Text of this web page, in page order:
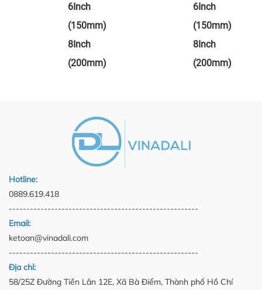
6Inch
(150mm)
8Inch
(200mm)
6Inch
(150mm)
8Inch
(200mm)
Hotline:
0889.619.418
------------------------------------------------------
Email:
ketoan@vinadali.com
------------------------------------------------------
Địa chỉ:
58/25Z Đường Tiền Lân 12E, Xã Bà Điểm, Thành phố Hồ Chí